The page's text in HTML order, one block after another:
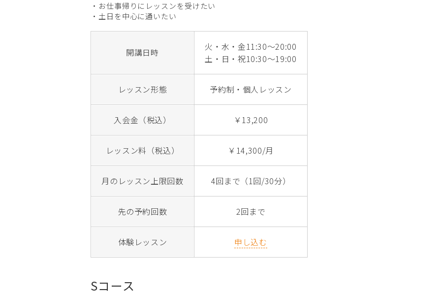
・お仕事帰りにレッスンを受けたい
・土日を中心に通いたい
開講日時
火・水・金11:30～20:00
土・日・祝10:30～19:00
レッスン形態 予約制・個人レッスン
入会金（税込） ￥13,200
レッスン料（税込） ￥14,300/月
月のレッスン上限回数 4回まで（1回/30分）
先の予約回数 2回まで
体験レッスン 申し込む
Sコース